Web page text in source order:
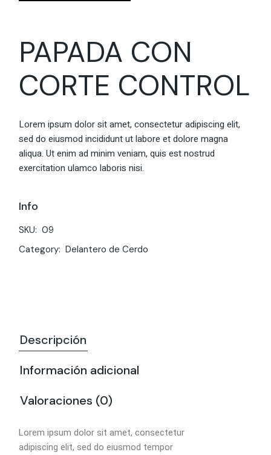
PAPADA CON
CORTE CONTROL
Lorem ipsum dolor sit amet, consectetur adipiscing elit,
sed do eiusmod incididunt ut labore et dolore magna
aliqua. Ut enim ad minim veniam, quis est nostrud
exercitation ulamco laboris nisi.
Info
SKU: 09
Category: Delantero de Cerdo
Descripción
Información adicional
Valoraciones (0)
Lorem ipsum dolor sit amet, consectetur
adipiscing elit, sed do eiusmod tempor